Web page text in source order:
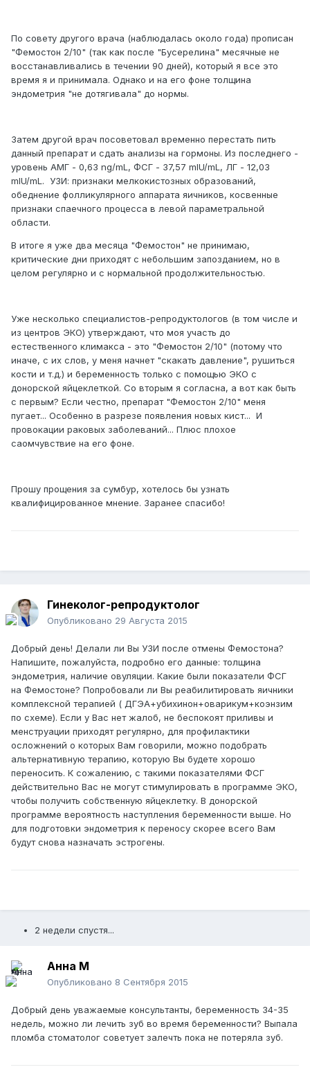
По совету другого врача (наблюдалась около года) прописан
"Фемостон 2/10" (так как после "Бусерелина" месячные не
восстанавливались в течении 90 дней), который я все это
время я и принимала. Однако и на его фоне толщина
эндометрия "не дотягивала" до нормы.
Затем другой врач посоветовал временно перестать пить
данный препарат и сдать анализы на гормоны. Из последнего -
уровень АМГ - 0,63 ng/mL, ФСГ - 37,57 mIU/mL, ЛГ - 12,03
mIU/mL. УЗИ: признаки мелкокистозных образований,
обеднение фолликулярного аппарата яичников, косвенные
признаки спаечного процесса в левой параметральной
области.
В итоге я уже два месяца "Фемостон" не принимаю,
критические дни приходят с небольшим запозданием, но в
целом регулярно и с нормальной продолжительностью.
Уже несколько специалистов-репродуктологов (в том числе и
из центров ЭКО) утверждают, что моя участь до
естественного климакса - это "Фемостон 2/10" (потому что
иначе, с их слов, у меня начнет "скакать давление", рушиться
кости и т.д.) и беременность только с помощью ЭКО с
донорской яйцеклеткой. Со вторым я согласна, а вот как быть
с первым? Если честно, препарат "Фемостон 2/10" меня
пугает... Особенно в разрезе появления новых кист... И
провокации раковых заболеваний... Плюс плохое
саомчувствие на его фоне.
Прошу прощения за сумбур, хотелось бы узнать
квалифицированное мнение. Заранее спасибо!
Гинеколог-репродуктолог
Опубликовано 29 Августа 2015
Добрый день! Делали ли Вы УЗИ после отмены Фемостона?
Напишите, пожалуйста, подробно его данные: толщина
эндометрия, наличие овуляции. Какие были показатели ФСГ
на Фемостоне? Попробовали ли Вы реабилитировать яичники
комплексной терапией ( ДГЭА+убихинон+оварикум+коэнзим
по схеме). Если у Вас нет жалоб, не беспокоят приливы и
менструации приходят регулярно, для профилактики
осложнений о которых Вам говорили, можно подобрать
альтернативную терапию, которую Вы будете хорошо
переносить. К сожалению, с такими показателями ФСГ
действительно Вас не могут стимулировать в программе ЭКО,
чтобы получить собственную яйцеклетку. В донорской
программе вероятность наступления беременности выше. Но
для подготовки эндометрия к переносу скорее всего Вам
будут снова назначать эстрогены.
2 недели спустя...
Анна М
Опубликовано 8 Сентября 2015
Добрый день уважаемые консультанты, беременность 34-35
недель, можно ли лечить зуб во время беременности? Выпала
пломба стоматолог советует залечть пока не потеряла зуб.